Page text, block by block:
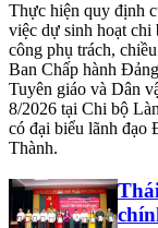
Thực hiện quy định
việc dự sinh hoạt chi
công phụ trách,
Ban Chấp hành
Tuyên giáo và Dân
8/2026 tại Chi bộ
có đại biểu lãnh đạo
Thành.